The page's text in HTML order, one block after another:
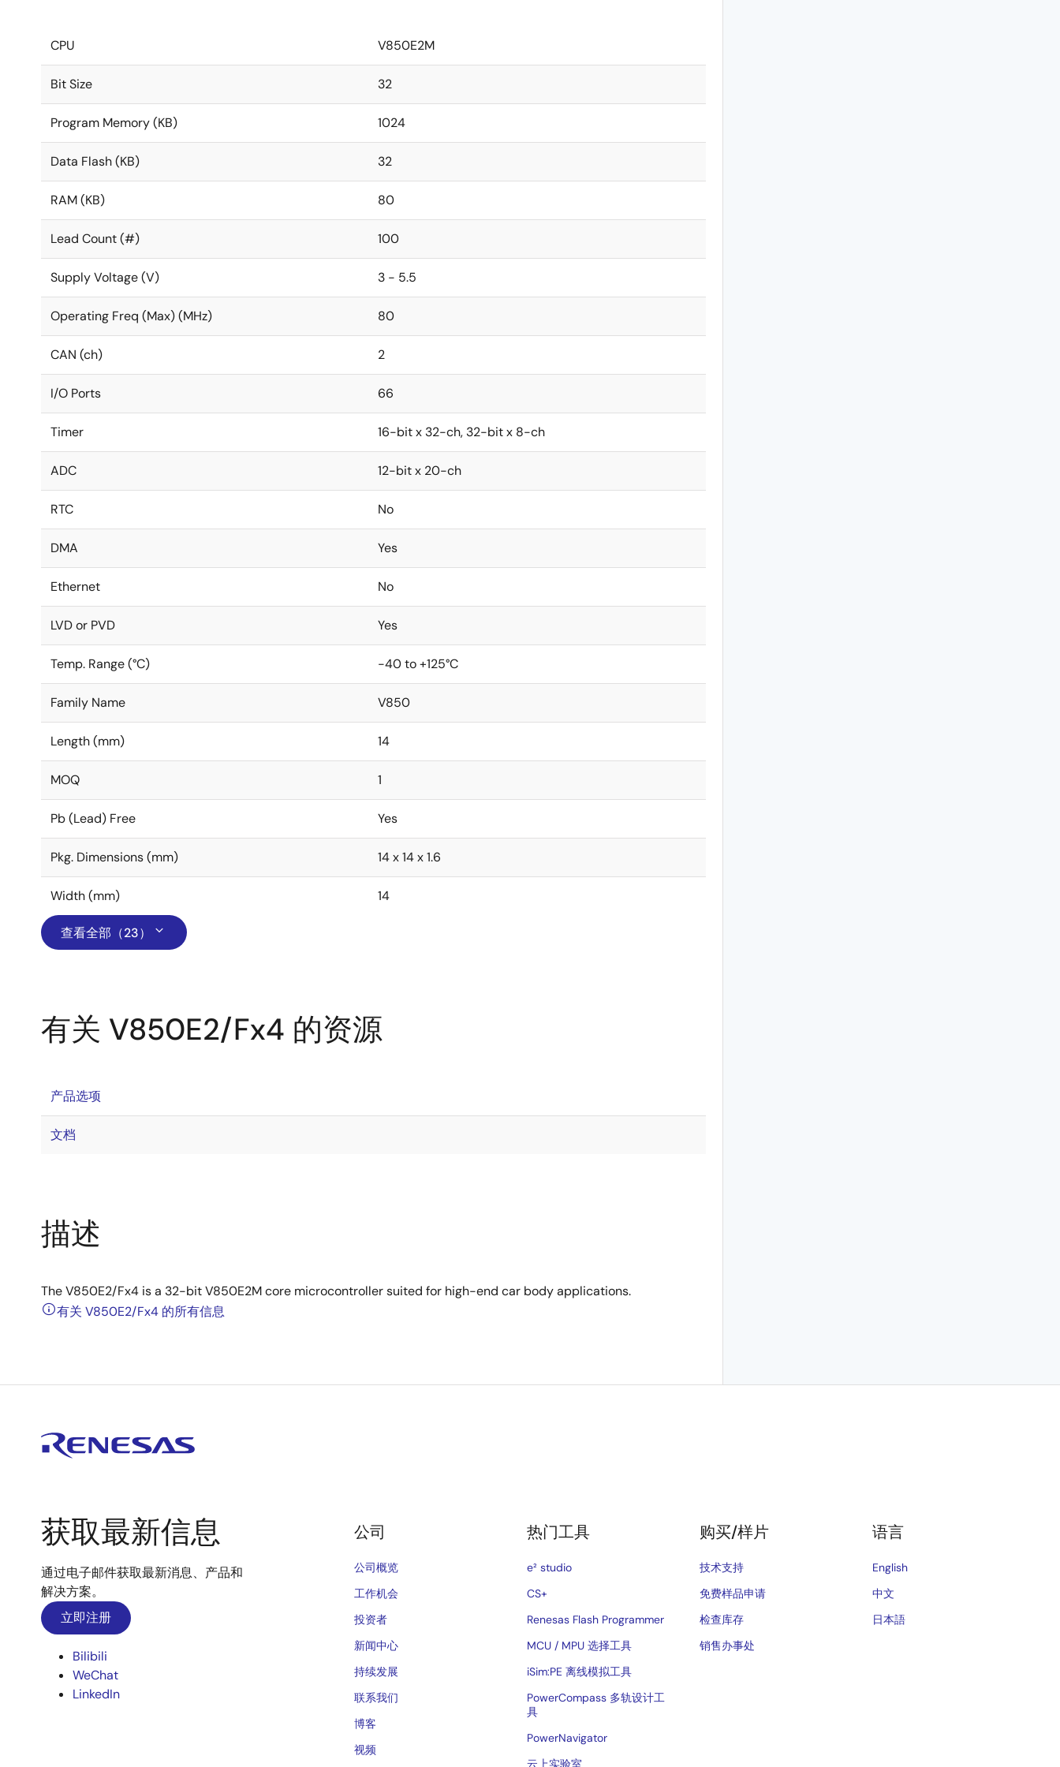
CPU V850E2M
Bit Size 32
Program Memory (KB) 1024
Data Flash (KB) 32
RAM (KB) 80
Lead Count (#) 100
Supply Voltage (V) 3 - 5.5
Operating Freq (Max) (MHz) 80
CAN (ch) 2
I/O Ports 66
Timer 16-bit x 32-ch, 32-bit x 8-ch
ADC 12-bit x 20-ch
RTC No
DMA Yes
Ethernet No
LVD or PVD Yes
Temp. Range (°C) -40 to +125°C
Family Name V850
Length (mm) 14
MOQ 1
Pb (Lead) Free Yes
Pkg. Dimensions (mm) 14 x 14 x 1.6
Width (mm) 14
查看全部（23）
有关 V850E2/Fx4 的资源
产品选项
文档
描述
The V850E2/Fx4 is a 32-bit V850E2M core microcontroller suited for high-end car body applications.
有关 V850E2/Fx4 的所有信息
获取最新信息
通过电子邮件获取最新消息、产品和
解决方案。
立即注册
Bilibili
WeChat
LinkedIn
公司
公司概览
工作机会
投资者
新闻中心
持续发展
联系我们
博客
视频
热门工具
e² studio
CS+
Renesas Flash Programmer
MCU / MPU 选择工具
iSim:PE 离线模拟工具
PowerCompass 多轨设计工
具
PowerNavigator
云上实验室
购买/样片
技术支持
免费样品申请
检查库存
销售办事处
语言
English
中文
日本語